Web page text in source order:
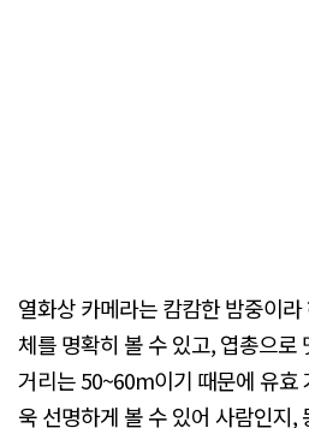
열화상 카메라는 캄캄한 밤중이
체를 명확히 볼 수 있고, 엽총으로
거리는 50~60m이기 때문에 유효
욱 선명하게 볼 수 있어 사람인지,